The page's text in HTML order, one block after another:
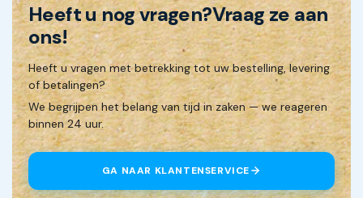
Heeft u nog vragen?Vraag ze aan
ons!
Heeft u vragen met betrekking tot uw bestelling, levering
of betalingen?
We begrijpen het belang van tijd in zaken — we reageren
binnen 24 uur.
GA NAAR KLANTENSERVICE